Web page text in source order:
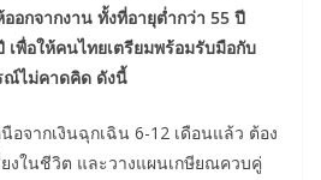
อกจากงาน ทั้งที่อายุต่ำกว่า 55 ปี
เพื่อให้คนไทยเตรียมพร้อมรับมือกับ
ณ์ไม่คาดคิด ดังนี้
อจากเงินฉุกเฉิน 6-12 เดือนแล้ว ต้อง
งในชีวิต และวางแผนเกษียณควบคู่